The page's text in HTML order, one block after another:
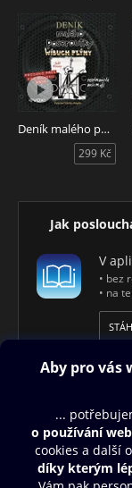
Deník malého poseroutky 17
299 Kč
Jak
V
• bez
• na
Obsah ke stažení
Moje O2 Knihovna